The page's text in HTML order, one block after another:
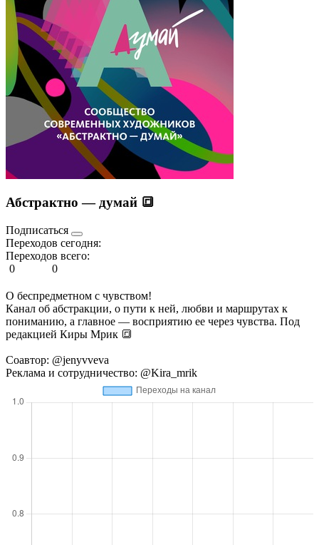
Абстрактно — думай 🔳
Подписаться
Переходов сегодня:
Переходов всего:
0
0
О беспредметном с чувством!
Канал об абстракции, о пути к ней, любви и маршрутах к
пониманию, а главное — восприятию ее через чувства. Под
редакцией Киры Мрик 🔳
Соавтор: @jenyvveva
Реклама и сотрудничество: @Kira_mrik